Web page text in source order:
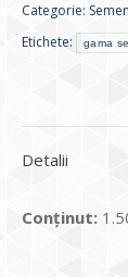
Categorie:
Etichete:
gama
Detalii
Conținut: